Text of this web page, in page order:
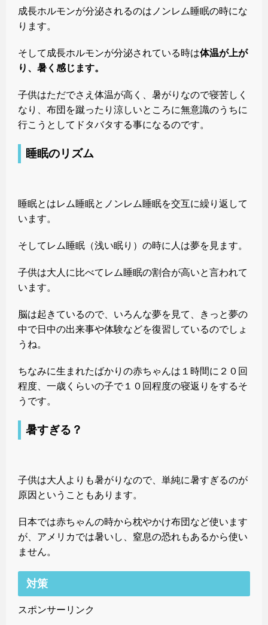
成長ホルモンが分泌されるのはノンレム睡眠の時にな
ります。
そして成長ホルモンが分泌されている時は体温が上が
り、暑く感じます。
子供はただでさえ体温が高く、暑がりなので寝苦しく
なり、布団を蹴ったり涼しいところに無意識のうちに
行こうとしてドタバタする事になるのです。
睡眠のリズム
睡眠とはレム睡眠とノンレム睡眠を交互に繰り返して
います。
そしてレム睡眠（浅い眠り）の時に人は夢を見ます。
子供は大人に比べてレム睡眠の割合が高いと言われて
います。
脳は起きているので、いろんな夢を見て、きっと夢の
中で日中の出来事や体験などを復習しているのでしょ
うね。
ちなみに生まれたばかりの赤ちゃんは１時間に２０回
程度、一歳くらいの子で１０回程度の寝返りをするそ
うです。
暑すぎる？
子供は大人よりも暑がりなので、単純に暑すぎるのが
原因ということもあります。
日本では赤ちゃんの時から枕やかけ布団など使います
が、アメリカでは暑いし、窒息の恐れもあるから使い
ません。
対策
スポンサーリンク